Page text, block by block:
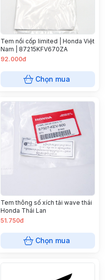
Tem nổi cốp limited | Honda Việt
Nam | 87215KFV670ZA
92.000đ
Chọn mua
Tem thông số xích tải wave thái
Honda Thái Lan
51.750đ
Chọn mua